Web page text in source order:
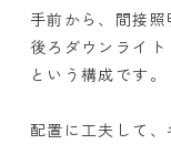
手前から、間接
後ろダウンライ
という構成です。
配置に工夫して